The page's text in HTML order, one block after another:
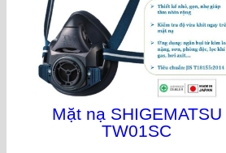
Mặt nạ SHIGEMATSU
TW01SC